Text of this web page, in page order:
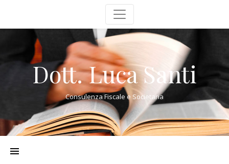
Dott. Luca Santi
Consulenza Fiscale e Societaria